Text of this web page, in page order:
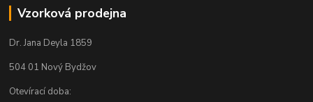
Vzorková prodejna
Dr. Jana Deyla 1859
504 01 Nový Bydžov
Otevírací doba: